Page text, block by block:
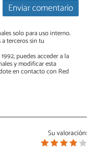
Enviar comentario
solo para uso interno.
terceros sin tu
puedes acceder a la
y modificar esta
en contacto con Red
Su valoración: